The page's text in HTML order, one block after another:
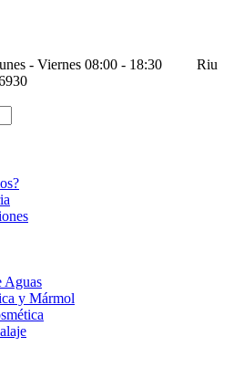
- Viernes 08:00 - 18:30
Riu
Aguas
y Mármol